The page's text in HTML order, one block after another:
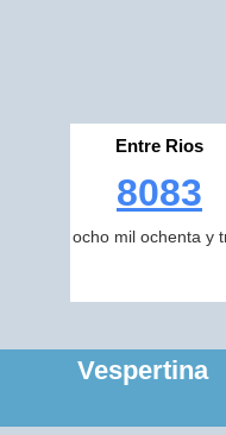
Entre Rios
8083
ocho mil ochenta y
Vespertina